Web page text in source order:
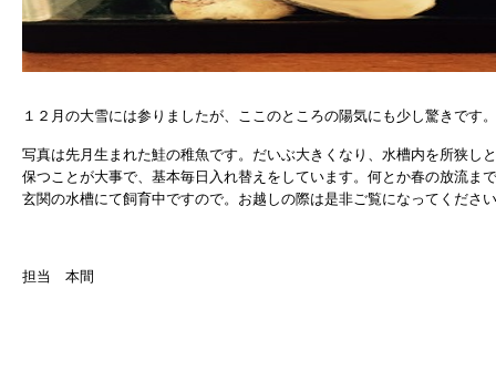
１２月の大雪には参りましたが、ここのところの陽気にも少し驚きです。
写真は先月生まれた鮭の稚魚です。だいぶ大きくなり、水槽内を所狭し
保つことが大事で、基本毎日入れ替えをしています。何とか春の放流ま
玄関の水槽にて飼育中ですので。お越しの際は是非ご覧になってくださ
担当 本間